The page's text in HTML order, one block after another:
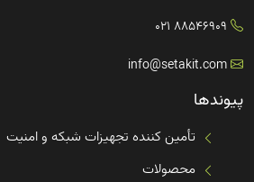
88546909 021
info@setakit.com
پیوندها
تأمین کننده تجهیزات شبکه و امنیت
محصولات